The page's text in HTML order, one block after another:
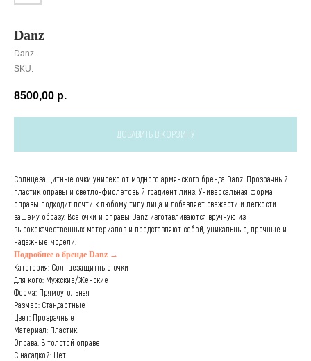
Danz
Danz
SKU:
8500,00 р.
ДОБАВИТЬ В КОРЗИНУ
Солнцезащитные очки унисекс от модного армянского бренда Danz. Прозрачный
пластик оправы и светло-фиолетовый градиент линз. Универсальная форма
оправы подходит почти к любому типу лица и добавляет свежести и легкости
вашему образу. Все очки и оправы Danz изготавливаются вручную из
высококачественных материалов и представляют собой, уникальные, прочные и
надежные модели.
Подробнее о бренде Danz →
Категория: Солнцезащитные очки
Для кого: Мужские/Женские
Форма: Прямоугольная
Размер: Стандартные
Цвет: Прозрачные
Материал: Пластик
Оправа: В толстой оправе
С насадкой: Нет